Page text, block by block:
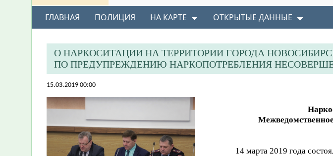
ГЛАВНАЯ ПОЛИЦИЯ НА КАРТЕ ОТКРЫТЫЕ ДАННЫЕ
О НАРКОСИТАЦИИ НА ТЕРРИТОРИИ ГОРОДА
ПО ПРЕДУПРЕЖДЕНИЮ НАРКОПОТРЕБЛЕНИЯ
15.03.2019 00:00
14 марта 2019 года